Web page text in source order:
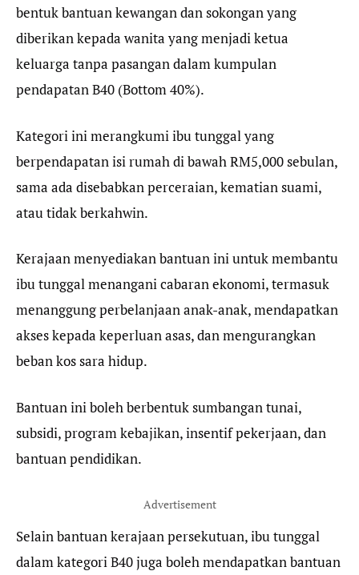
bentuk bantuan kewangan dan sokongan yang
diberikan kepada wanita yang menjadi ketua
keluarga tanpa pasangan dalam kumpulan
pendapatan B40 (Bottom 40%).
Kategori ini merangkumi ibu tunggal yang
berpendapatan isi rumah di bawah RM5,000 sebulan,
sama ada disebabkan perceraian, kematian suami,
atau tidak berkahwin.
Kerajaan menyediakan bantuan ini untuk membantu
ibu tunggal menangani cabaran ekonomi, termasuk
menanggung perbelanjaan anak-anak, mendapatkan
akses kepada keperluan asas, dan mengurangkan
beban kos sara hidup.
Bantuan ini boleh berbentuk sumbangan tunai,
subsidi, program kebajikan, insentif pekerjaan, dan
bantuan pendidikan.
Advertisement
Selain bantuan kerajaan persekutuan, ibu tunggal
dalam kategori B40 juga boleh mendapatkan bantuan